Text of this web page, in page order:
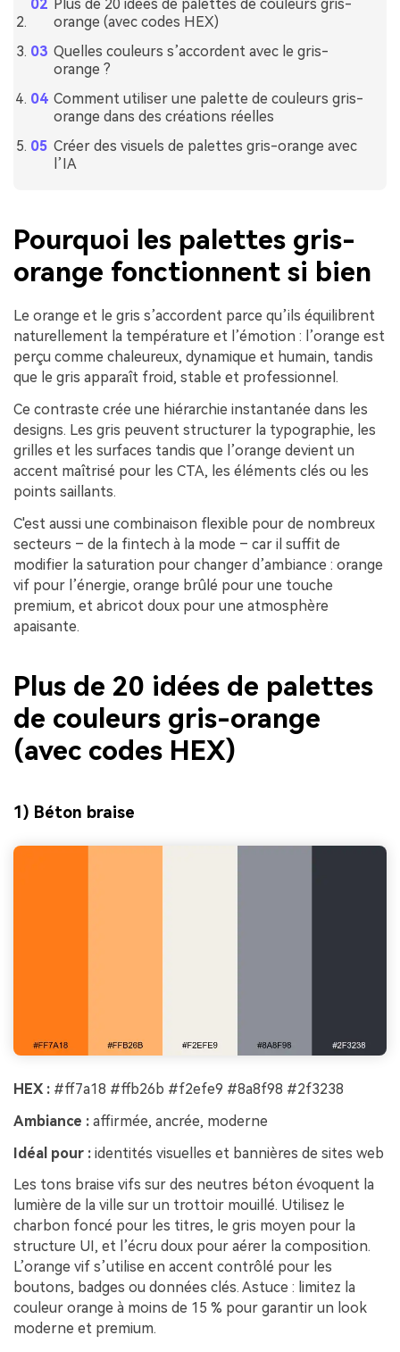
Plus de 20 idées de palettes de couleurs gris-
orange (avec codes HEX)
Quelles couleurs s’accordent avec le gris-
orange ?
Comment utiliser une palette de couleurs gris-
orange dans des créations réelles
Créer des visuels de palettes gris-orange avec
l’IA
Pourquoi les palettes gris-
orange fonctionnent si bien
Le orange et le gris s’accordent parce qu’ils équilibrent
naturellement la température et l’émotion : l’orange est
perçu comme chaleureux, dynamique et humain, tandis
que le gris apparaît froid, stable et professionnel.
Ce contraste crée une hiérarchie instantanée dans les
designs. Les gris peuvent structurer la typographie, les
grilles et les surfaces tandis que l’orange devient un
accent maîtrisé pour les CTA, les éléments clés ou les
points saillants.
C'est aussi une combinaison flexible pour de nombreux
secteurs – de la fintech à la mode – car il suffit de
modifier la saturation pour changer d’ambiance : orange
vif pour l’énergie, orange brûlé pour une touche
premium, et abricot doux pour une atmosphère
apaisante.
Plus de 20 idées de palettes
de couleurs gris-orange
(avec codes HEX)
1) Béton braise
HEX : #ff7a18 #ffb26b #f2efe9 #8a8f98 #2f3238
Ambiance : affirmée, ancrée, moderne
Idéal pour : identités visuelles et bannières de sites web
Les tons braise vifs sur des neutres béton évoquent la
lumière de la ville sur un trottoir mouillé. Utilisez le
charbon foncé pour les titres, le gris moyen pour la
structure UI, et l’écru doux pour aérer la composition.
L’orange vif s’utilise en accent contrôlé pour les
boutons, badges ou données clés. Astuce : limitez la
couleur orange à moins de 15 % pour garantir un look
moderne et premium.